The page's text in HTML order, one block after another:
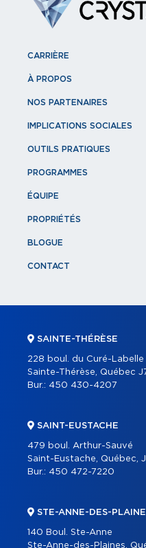
CARRIÈRE
À PROPOS
NOS PARTENAIRES
IMPLICATIONS SOCIALES
OUTILS PRATIQUES
PROGRAMMES
ÉQUIPE
PROPRIÉTÉS
BLOGUE
CONTACT
SAINTE-THÉRÈSE
228 boul. du Curé-Labelle
Sainte-Thérèse, Québec
Bur.: 450 430-4207
SAINT-EUSTACHE
479 boul. Arthur-Sauvé
Saint-Eustache, Québec,
Bur.: 450 472-7220
STE-ANNE-DES-
140 Boul. Ste-Anne
Ste-Anne-des-Plaines,